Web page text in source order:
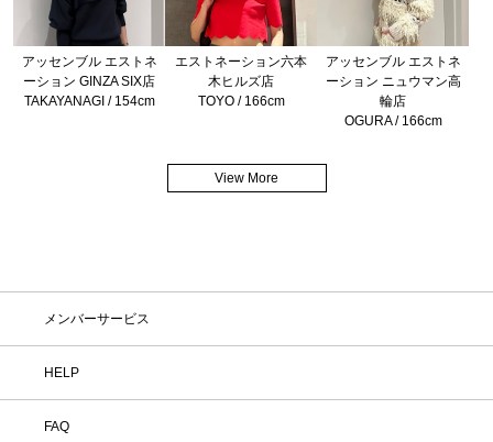
アッセンブル エストネ
ーション GINZA SIX店
TAKAYANAGI / 154cm
エストネーション六本
木ヒルズ店
TOYO / 166cm
アッセンブル エストネ
ーション ニュウマン高
輪店
OGURA / 166cm
View More
メンバーサービス
HELP
FAQ